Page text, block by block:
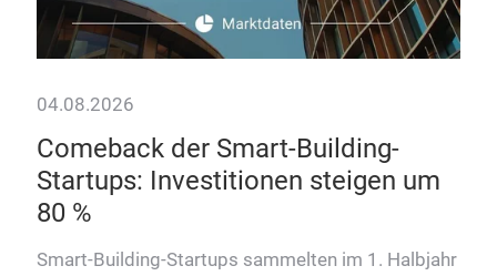
04.08.2026
Comeback der Smart-Building-
Startups: Investitionen steigen um
80 %
Smart-Building-Startups sammelten im 1. Halbjahr